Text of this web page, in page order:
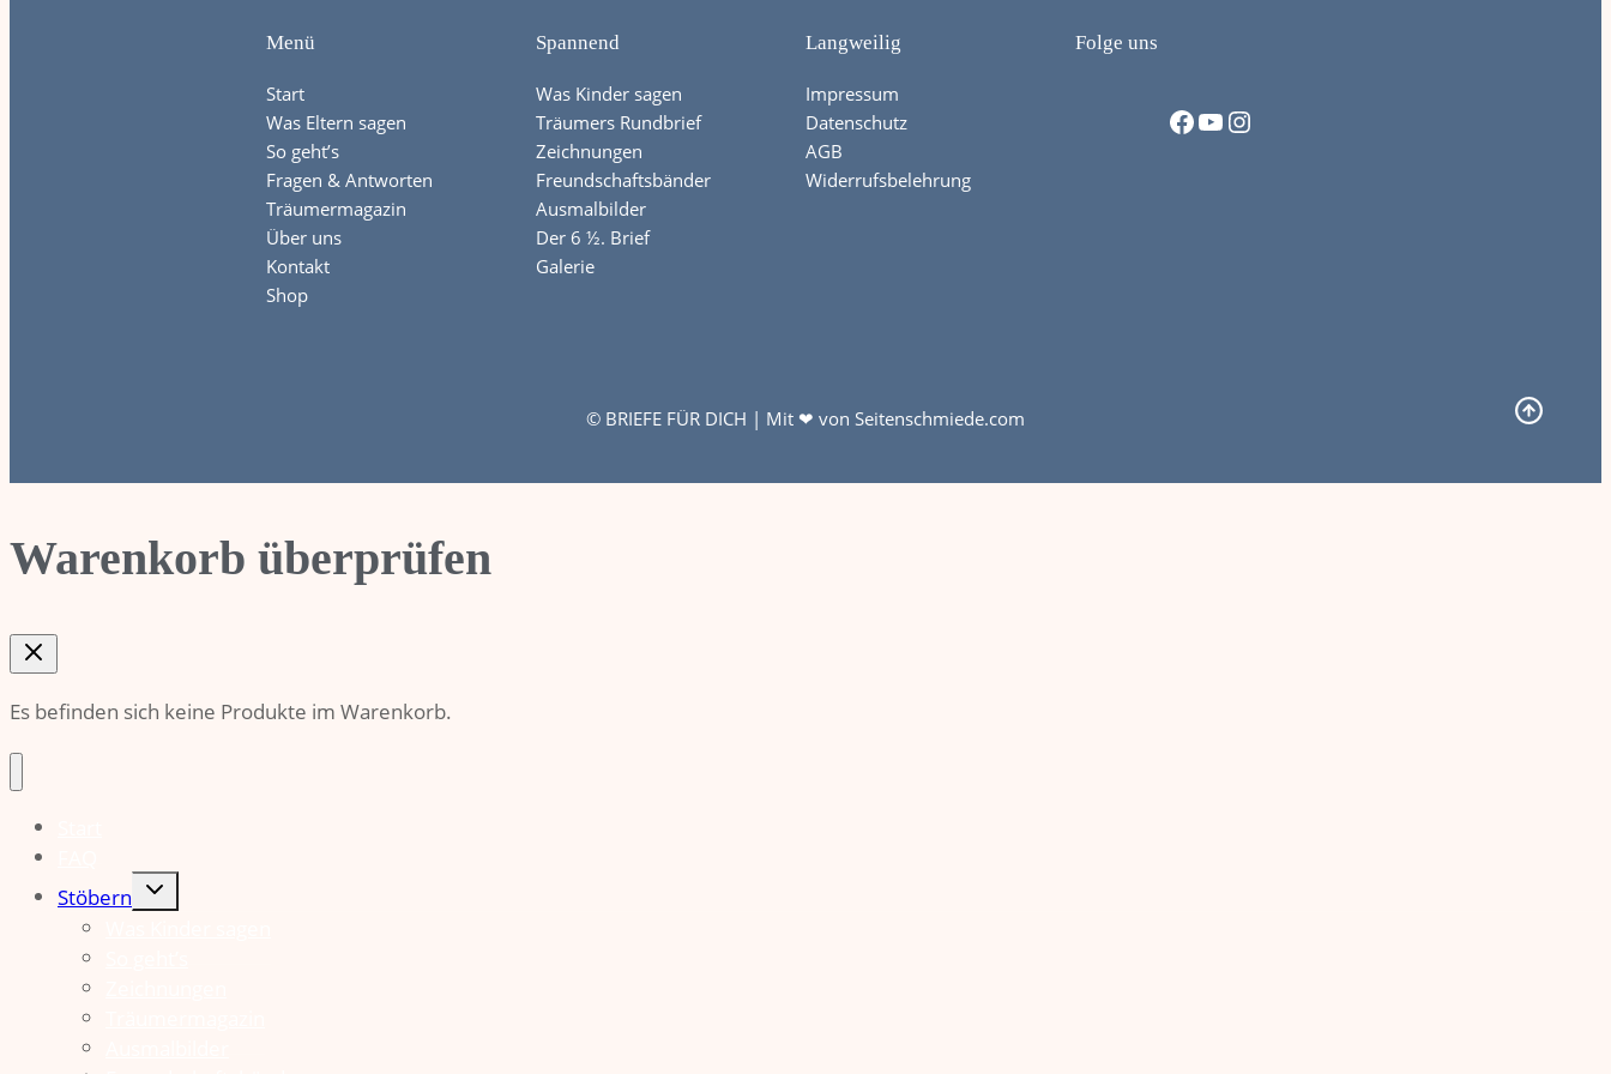
Menü
Start
Was Eltern sagen
So geht’s
Fragen & Antworten
Träumermagazin
Über uns
Kontakt
Shop
Spannend
Was Kinder sagen
Träumers Rundbrief
Zeichnungen
Freundschaftsbänder
Ausmalbilder
Der 6 ½. Brief
Galerie
Langweilig
Impressum
Datenschutz
AGB
Widerrufsbelehrung
Folge uns
Facebook
YouTube
Instagram
© BRIEFE FÜR DICH | Mit ❤ von Seitenschmiede.com
Warenkorb überprüfen
Es befinden sich keine Produkte im Warenkorb.
Stöbern
Untermenü